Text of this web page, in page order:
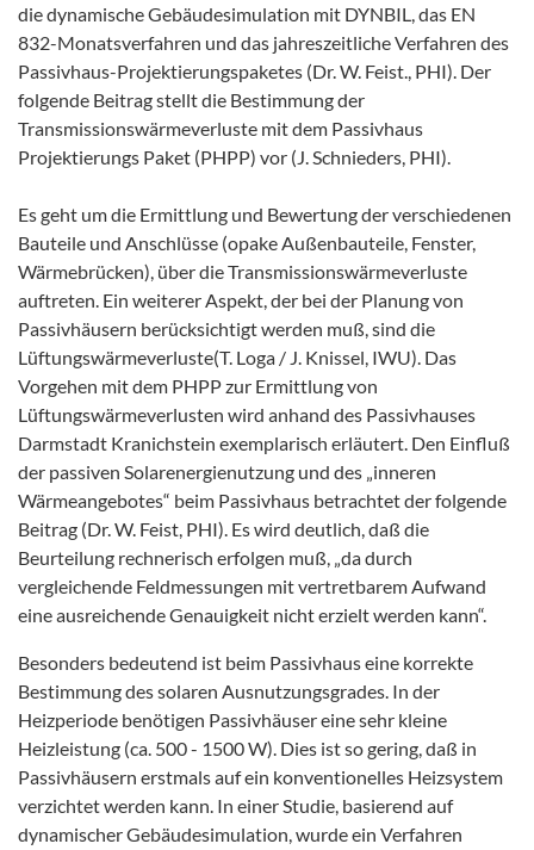
die dynamische Gebäudesimulation mit DYNBIL, das EN
832-Monatsverfahren und das jahreszeitliche Verfahren des
Passivhaus-Projektierungspaketes (Dr. W. Feist., PHI). Der
folgende Beitrag stellt die Bestimmung der
Transmissionswärmeverluste mit dem Passivhaus
Projektierungs Paket (PHPP) vor (J. Schnieders, PHI).
Es geht um die Ermittlung und Bewertung der verschiedenen
Bauteile und Anschlüsse (opake Außenbauteile, Fenster,
Wärmebrücken), über die Transmissionswärmeverluste
auftreten. Ein weiterer Aspekt, der bei der Planung von
Passivhäusern berücksichtigt werden muß, sind die
Lüftungswärmeverluste(T. Loga / J. Knissel, IWU). Das
Vorgehen mit dem PHPP zur Ermittlung von
Lüftungswärmeverlusten wird anhand des Passivhauses
Darmstadt Kranichstein exemplarisch erläutert. Den Einfluß
der passiven Solarenergienutzung und des „inneren
Wärmeangebotes“ beim Passivhaus betrachtet der folgende
Beitrag (Dr. W. Feist, PHI). Es wird deutlich, daß die
Beurteilung rechnerisch erfolgen muß, „da durch
vergleichende Feldmessungen mit vertretbarem Aufwand
eine ausreichende Genauigkeit nicht erzielt werden kann“.
Besonders bedeutend ist beim Passivhaus eine korrekte
Bestimmung des solaren Ausnutzungsgrades. In der
Heizperiode benötigen Passivhäuser eine sehr kleine
Heizleistung (ca. 500 - 1500 W). Dies ist so gering, daß in
Passivhäusern erstmals auf ein konventionelles Heizsystem
verzichtet werden kann. In einer Studie, basierend auf
dynamischer Gebäudesimulation, wurde ein Verfahren